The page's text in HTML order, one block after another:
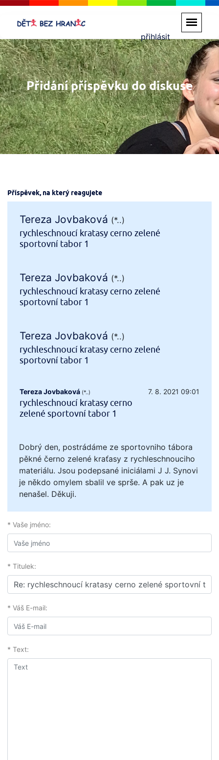
přihlásit
Přidání příspěvku do diskuse
Příspěvek, na který reagujete
Tereza Jovbaková (*..)
rychleschnoucí kratasy cerno zelené
sportovní tabor 1
Tereza Jovbaková (*..)
rychleschnoucí kratasy cerno zelené
sportovní tabor 1
Tereza Jovbaková (*..)
rychleschnoucí kratasy cerno zelené
sportovní tabor 1
Tereza Jovbaková (*..) 7. 8. 2021 09:01
rychleschnoucí kratasy cerno
zelené sportovní tabor 1
Dobrý den, postrádáme ze sportovniho tábora
pěkné černo zelené kraťasy z rychleschnouciho
materiálu. Jsou podepsané iniciálami J J. Synovi
je někdo omylem sbalil ve sprše. A pak uz je
nenašel. Děkuji.
* Vaše jméno:
* Titulek:
* Váš E-mail:
* Text: